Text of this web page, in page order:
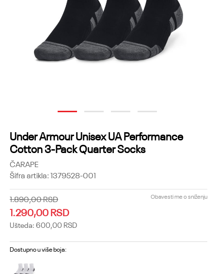
1 2 3 4
Under Armour Unisex UA Performance
Cotton 3-Pack Quarter Socks
ČARAPE
Šifra artikla:1379528-001
1.890,00RSD
1.290,00RSD
Ušteda: 600,00 RSD
Obavesti me o sniženju
Dostupno u više boja: